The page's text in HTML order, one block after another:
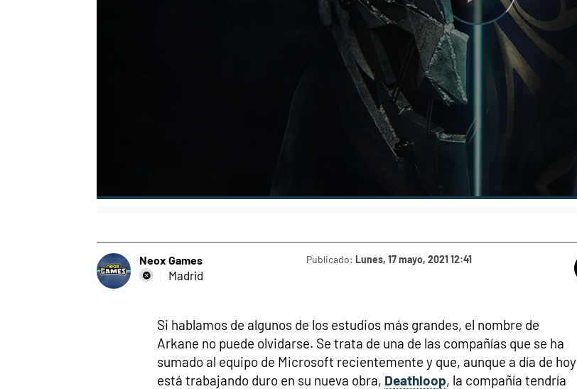
Neox Games
Madrid
Publicado: Lunes, 17 mayo, 2021 12:41
Si hablamos de algunos de los estudios más grandes, el nombre de
Arkane no puede olvidarse. Se trata de una de las compañías que se ha
sumado al equipo de Microsoft recientemente y que, aunque a día de hoy
está trabajando duro en su nueva obra, Deathloop, la compañía tendría